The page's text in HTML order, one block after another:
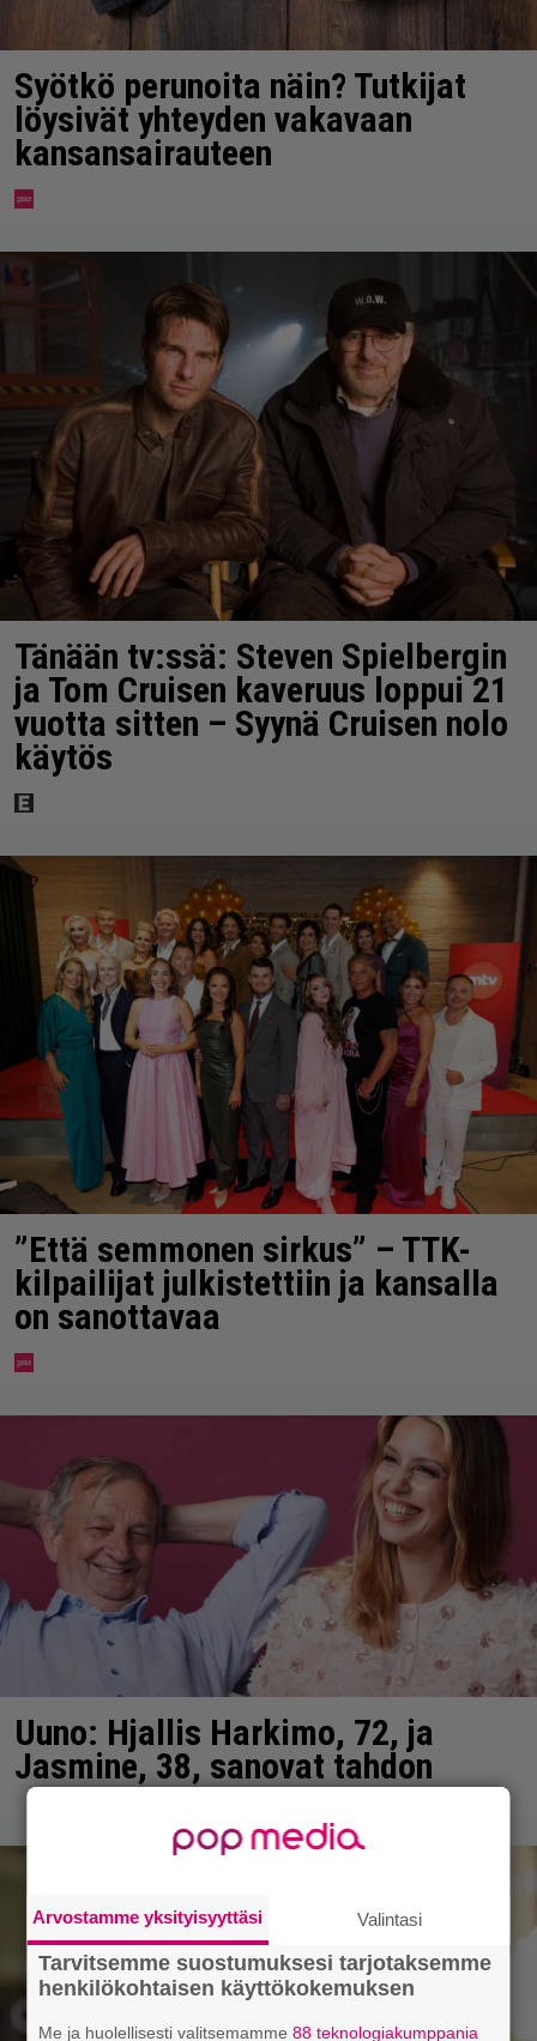
Syötkö perunoita näin? Tutkijat
löysivät yhteyden vakavaan
kansansairauteen
Tänään tv:ssä: Steven Spielbergin
ja Tom Cruisen kaveruus loppui 21
vuotta sitten – Syynä Cruisen nolo
käytös
”Että semmonen sirkus” – TTK-
kilpailijat julkistettiin ja kansalla
on sanottavaa
Uuno: Hjallis Harkimo, 72, ja
Jasmine, 38, sanovat tahdon
Arvostamme yksityisyyttäsi Valintasi
Tarvitsemme suostumuksesi tarjotaksemme
henkilökohtaisen käyttökokemuksen
Me ja huolellisesti valitsemamme88 teknologiakumppania